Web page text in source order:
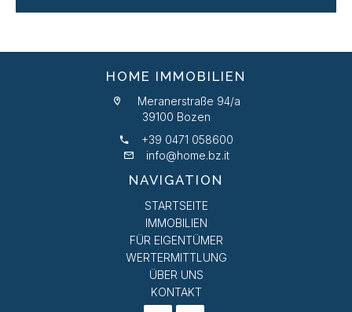
HOME IMMOBILIEN
Meranerstraße 94/a
39100 Bozen
+39 0471 058600
info@home.bz.it
NAVIGATION
STARTSEITE
IMMOBILIEN
FÜR EIGENTÜMER
WERTERMITTLUNG
ÜBER UNS
KONTAKT